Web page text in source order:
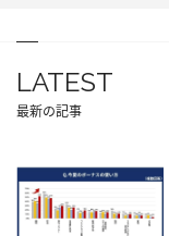
LATEST
最新の記事